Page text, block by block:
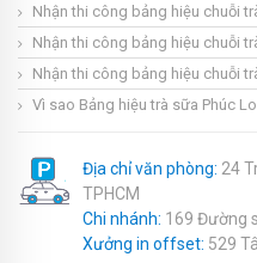
Nhận thi công bảng hiệu chuỗi
Nhận thi công bảng hiệu chuỗi
Nhận thi công bảng hiệu chuỗi
Vì sao Bảng hiệu trà sữa Phúc
Địa chỉ văn phòng: 24
TPHCM
Chi nhánh: 169 Đường
Xưởng in offset: 529